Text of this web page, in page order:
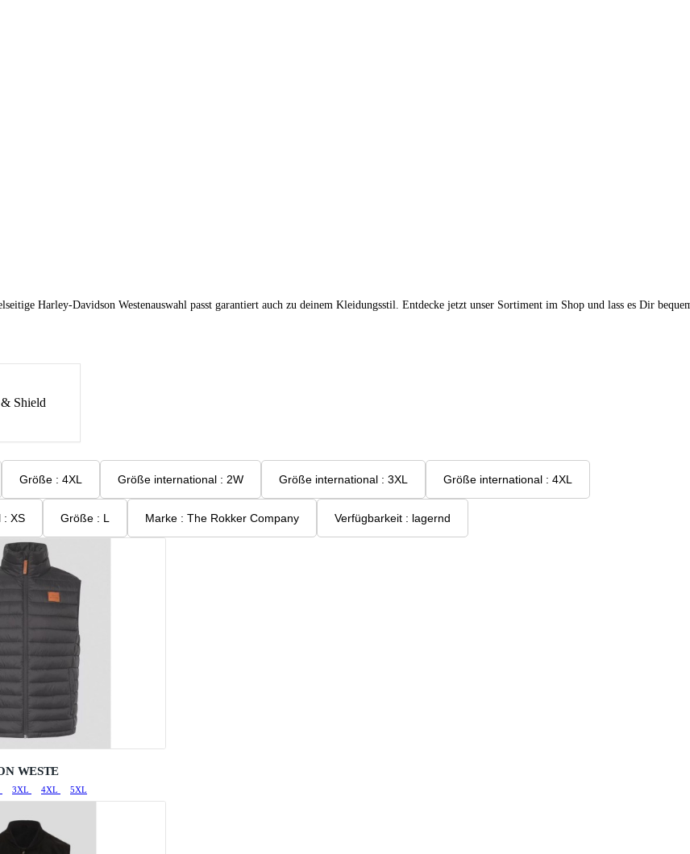
Harley-Davidson Westenauswahl passt garantiert auch zu deinem Kleidungsstil. Entdecke jetzt unser Sortiment im Shop und lass es Dir
Shield
Größe : 4XL Größe international : 2W Größe international : 3XL Größe international : 4XL
Größe international : XS Größe : L Marke : The Rokker Company Verfügbarkeit : lagernd
WESTE
3XL 4XL 5XL